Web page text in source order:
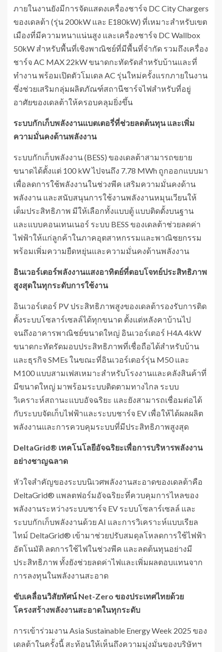
ภายในงานยังมีการจัดแสดงเครื่องชาร์จ DC City Chargers
ของเดลต้า (รุ่น 200kW และ E180kW) ที่เหมาะสำหรับเขต
เมืองที่มีความหนาแน่นสูง และเครื่องชาร์จ DC Wallbox
50kW สำหรับพื้นที่เชิงพาณิชย์ที่มีพื้นที่จำกัด รวมถึงเครื่อง
ชาร์จ AC MAX 22kW ขนาดกะทัดรัดสำหรับบ้านและที่
ทำงาน พร้อมเปิดตัวโมเดล AC รุ่นใหม่ครั้งแรกภายในงาน
ซึ่งช่วยเสริมกลุ่มผลิตภัณฑ์สถานีชาร์จไฟสำหรับที่อยู่
อาศัยของเดลต้าให้ครอบคลุมยิ่งขึ้น
ระบบกักเก็บพลังงานแบตเตอรี่ที่ช่วยลดต้นทุน และเพิ่ม
ความมั่นคงด้านพลังงาน
ระบบกักเก็บพลังงาน (BESS) ของเดลต้าสามารถขยาย
ขนาดได้ตั้งแต่ 100 kW ไปจนถึง 7.78 MWh ถูกออกแบบมา
เพื่อลดการใช้พลังงานในช่วงพีค เสริมความมั่นคงด้าน
พลังงาน และสนับสนุนการใช้งานพลังงานหมุนเวียนให้
เต็มประสิทธิภาพ มีให้เลือกทั้งแบบตู้ แบบติดตั้งบนฐาน
และแบบคอนเทนเนอร์ ระบบ BESS ของเดลต้าช่วยลดค่า
ไฟฟ้าให้แก่ลูกค้าในภาคอุตสาหกรรมและพาณิชยกรรม
พร้อมเพิ่มความยืดหยุ่นและความมั่นคงด้านพลังงาน
อินเวอร์เตอร์พลังงานแสงอาทิตย์ที่ตอบโจทย์ประสิทธิภาพ
สูงสุดในทุกระดับการใช้งาน
อินเวอร์เตอร์ PV ประสิทธิภาพสูงของเดลต้ารองรับการติด
ตั้งระบบโซลาร์เซลล์ได้ทุกขนาด ตั้งแต่หลังคาบ้านไป
จนถึงอาคารพาณิชย์ขนาดใหญ่ อินเวอร์เตอร์ H4A 4kW
ขนาดกะทัดรัดมอบประสิทธิภาพที่เชื่อถือได้สำหรับบ้าน
และธุรกิจ SMEs ในขณะที่อินเวอร์เตอร์รุ่น M50 และ
M100 แบบสามเฟสเหมาะสำหรับโรงงานและคลังสินค้าที่
มีขนาดใหญ่ มาพร้อมระบบติดตามทางไกล ระบบ
วิเคราะห์สถานะแบบอัจฉริยะ และยังสามารถเชื่อมต่อได้
กับระบบจัดเก็บไฟฟ้าและระบบชาร์จ EV เพื่อให้ได้ผลผลิต
พลังงานและการควบคุมระบบที่มีประสิทธิภาพสูงสุด
DeltaGrid® เทคโนโลยีอัจฉริยะเพื่อการบริหารพลังงาน
อย่างชาญฉลาด
หัวใจสำคัญของระบบนิเวศพลังงานสะอาดของเดลต้าคือ
DeltaGrid® แพลตฟอร์มอัจฉริยะที่ควบคุมการไหลของ
พลังงานระหว่างระบบชาร์จ EV ระบบโซลาร์เซลล์ และ
ระบบกักเก็บพลังงานด้วย AI และการวิเคราะห์แบบเรียล
ไทม์ DeltaGrid® เข้ามาช่วยปรับสมดุลโหลดการใช้ไฟฟ้า
อัตโนมัติ ลดการใช้ไฟในช่วงพีค และลดต้นทุนอย่างมี
ประสิทธิภาพ ทั้งยังช่วยลดค่าไฟและเพิ่มผลตอบแทนจาก
การลงทุนในพลังงานสะอาด
ขับเคลื่อนวิสัยทัศน์ Net-Zero ของประเทศไทยด้วย
โครงสร้างพลังงานสะอาดในทุกระดับ
การเข้าร่วมงาน Asia Sustainable Energy Week 2025 ของ
เดลต้าในครั้งนี้ สะท้อนให้เห็นถึงความมุ่งมั่นของบริษัทฯ